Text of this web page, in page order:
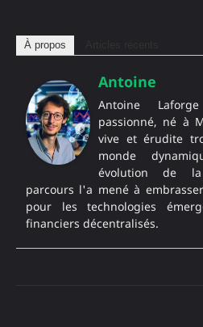
À propos
Antoine
Antoine
passionné, né à
vive et érudite
monde
évolution de la
parcours l'a mené à
pour les technologies
financiers décentralisés.